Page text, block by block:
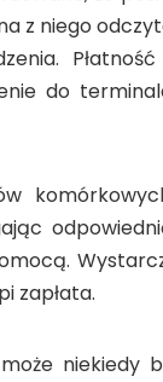
z niego
do
zapłata.
niekiedy